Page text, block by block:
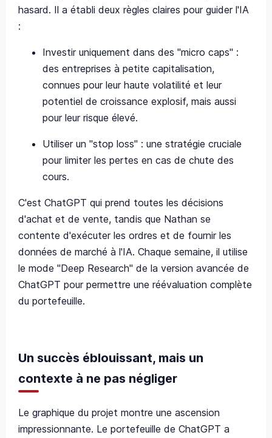
hasard. Il a établi deux règles claires pour guider l'IA
:
Investir uniquement dans des "micro caps" :
des entreprises à petite capitalisation,
connues pour leur haute volatilité et leur
potentiel de croissance explosif, mais aussi
pour leur risque élevé.
Utiliser un "stop loss" : une stratégie cruciale
pour limiter les pertes en cas de chute des
cours.
C'est ChatGPT qui prend toutes les décisions
d'achat et de vente, tandis que Nathan se
contente d'exécuter les ordres et de fournir les
données de marché à l'IA. Chaque semaine, il utilise
le mode "Deep Research" de la version avancée de
ChatGPT pour permettre une réévaluation complète
du portefeuille.
Un succès éblouissant, mais un
contexte à ne pas négliger
Le graphique du projet montre une ascension
impressionnante. Le portefeuille de ChatGPT a